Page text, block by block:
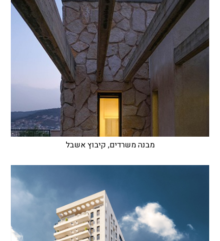
מבנה משרדים, קיבוץ אשבל